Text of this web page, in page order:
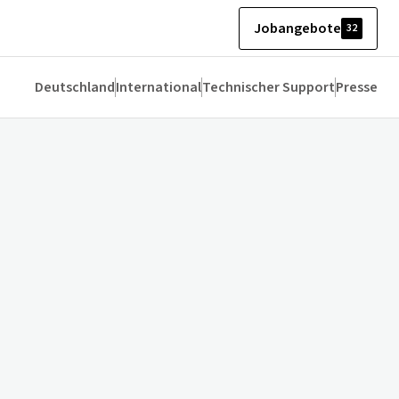
Jobangebote 32
DeutschlandInternationalTechnischer SupportPresse